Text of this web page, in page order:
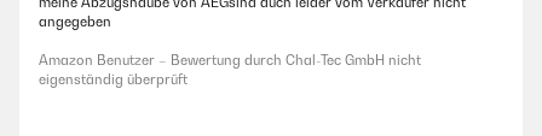
angegeben
Amazon Benutzer – Bewertung durch Chal-Tec GmbH nicht
eigenständig überprüft